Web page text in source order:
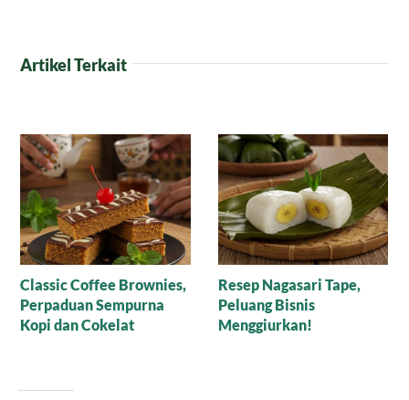
Artikel Terkait
Membuat Kecap Ikan
Melalui Proses
Fermentasi
Rekomendasi Kue
Cokelat Kelapa Parut
Karamel, Simfoni Legit